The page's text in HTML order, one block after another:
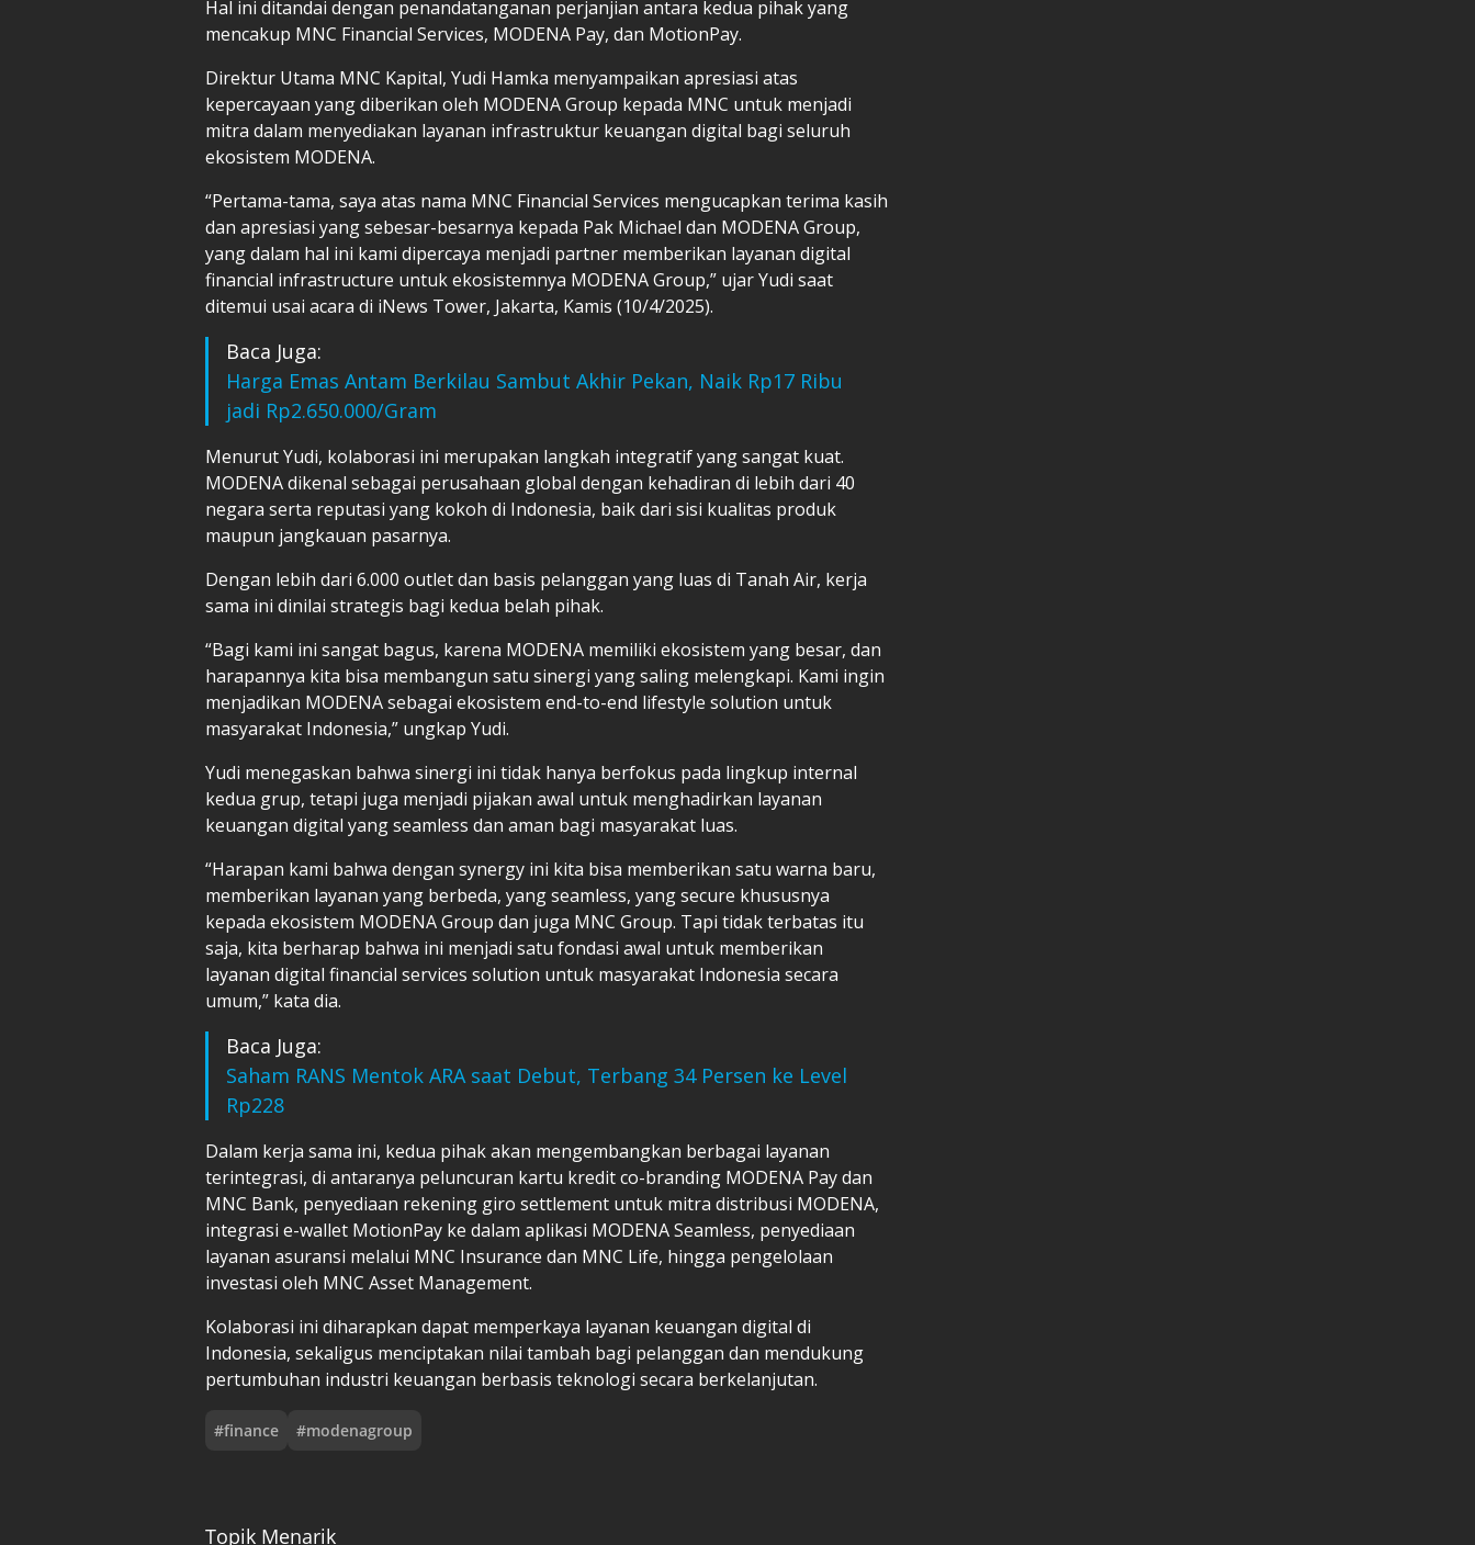
Hal ini ditandai dengan penandatanganan perjanjian antara kedua pihak yang
mencakup MNC Financial Services, MODENA Pay, dan MotionPay.
Direktur Utama MNC Kapital, Yudi Hamka menyampaikan apresiasi atas
kepercayaan yang diberikan oleh MODENA Group kepada MNC untuk menjadi
mitra dalam menyediakan layanan infrastruktur keuangan digital bagi seluruh
ekosistem MODENA.
“Pertama-tama, saya atas nama MNC Financial Services mengucapkan terima kasih
dan apresiasi yang sebesar-besarnya kepada Pak Michael dan MODENA Group,
yang dalam hal ini kami dipercaya menjadi partner memberikan layanan digital
financial infrastructure untuk ekosistemnya MODENA Group,” ujar Yudi saat
ditemui usai acara di iNews Tower, Jakarta, Kamis (10/4/2025).
Baca Juga:
Harga Emas Antam Berkilau Sambut Akhir Pekan, Naik Rp17 Ribu
jadi Rp2.650.000/Gram
Menurut Yudi, kolaborasi ini merupakan langkah integratif yang sangat kuat.
MODENA dikenal sebagai perusahaan global dengan kehadiran di lebih dari 40
negara serta reputasi yang kokoh di Indonesia, baik dari sisi kualitas produk
maupun jangkauan pasarnya.
Dengan lebih dari 6.000 outlet dan basis pelanggan yang luas di Tanah Air, kerja
sama ini dinilai strategis bagi kedua belah pihak.
“Bagi kami ini sangat bagus, karena MODENA memiliki ekosistem yang besar, dan
harapannya kita bisa membangun satu sinergi yang saling melengkapi. Kami ingin
menjadikan MODENA sebagai ekosistem end-to-end lifestyle solution untuk
masyarakat Indonesia,” ungkap Yudi.
Yudi menegaskan bahwa sinergi ini tidak hanya berfokus pada lingkup internal
kedua grup, tetapi juga menjadi pijakan awal untuk menghadirkan layanan
keuangan digital yang seamless dan aman bagi masyarakat luas.
“Harapan kami bahwa dengan synergy ini kita bisa memberikan satu warna baru,
memberikan layanan yang berbeda, yang seamless, yang secure khususnya
kepada ekosistem MODENA Group dan juga MNC Group. Tapi tidak terbatas itu
saja, kita berharap bahwa ini menjadi satu fondasi awal untuk memberikan
layanan digital financial services solution untuk masyarakat Indonesia secara
umum,” kata dia.
Baca Juga:
Saham RANS Mentok ARA saat Debut, Terbang 34 Persen ke Level
Rp228
Dalam kerja sama ini, kedua pihak akan mengembangkan berbagai layanan
terintegrasi, di antaranya peluncuran kartu kredit co-branding MODENA Pay dan
MNC Bank, penyediaan rekening giro settlement untuk mitra distribusi MODENA,
integrasi e-wallet MotionPay ke dalam aplikasi MODENA Seamless, penyediaan
layanan asuransi melalui MNC Insurance dan MNC Life, hingga pengelolaan
investasi oleh MNC Asset Management.
Kolaborasi ini diharapkan dapat memperkaya layanan keuangan digital di
Indonesia, sekaligus menciptakan nilai tambah bagi pelanggan dan mendukung
pertumbuhan industri keuangan berbasis teknologi secara berkelanjutan.
#finance #modenagroup
Topik Menarik